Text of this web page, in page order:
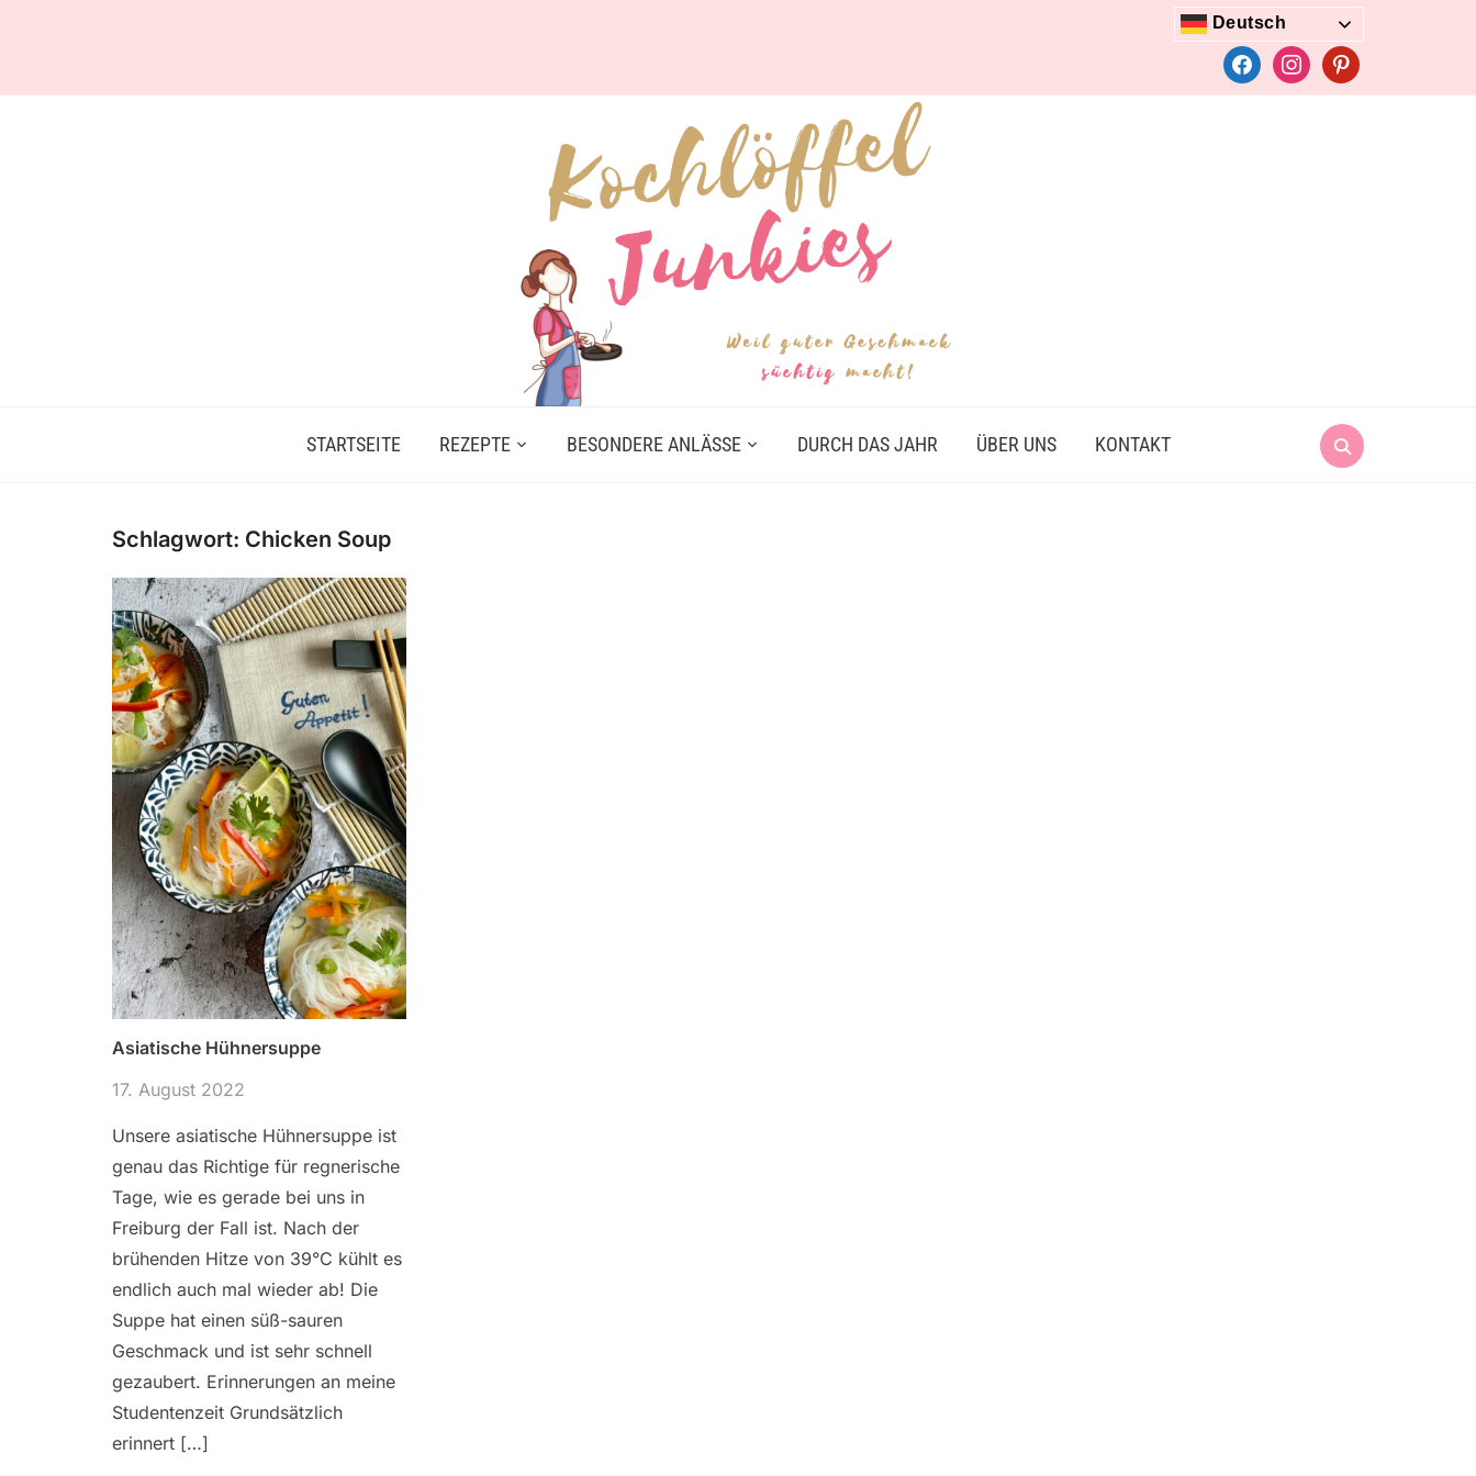
Deutsch
facebookinstagrampinterest
Search
for:
STARTSEITE REZEPTE BESONDERE ANLÄSSE DURCH DAS JAHR ÜBER UNS KONTAKT
Schlagwort: Chicken Soup
Asiatische Hühnersuppe
17. August 2022
Unsere asiatische Hühnersuppe ist
genau das Richtige für regnerische
Tage, wie es gerade bei uns in
Freiburg der Fall ist. Nach der
brühenden Hitze von 39°C kühlt es
endlich auch mal wieder ab! Die
Suppe hat einen süß-sauren
Geschmack und ist sehr schnell
gezaubert. Erinnerungen an meine
Studentenzeit Grundsätzlich
erinnert […]